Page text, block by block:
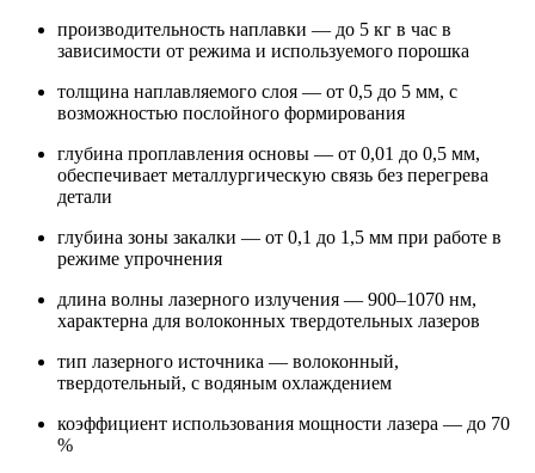
производительность наплавки — до 5 кг в час в
зависимости от режима и используемого порошка
толщина наплавляемого слоя — от 0,5 до 5 мм, с
возможностью послойного формирования
глубина проплавления основы — от 0,01 до 0,5 мм,
обеспечивает металлургическую связь без перегрева
детали
глубина зоны закалки — от 0,1 до 1,5 мм при работе в
режиме упрочнения
длина волны лазерного излучения — 900–1070 нм,
характерна для волоконных твердотельных лазеров
тип лазерного источника — волоконный,
твердотельный, с водяным охлаждением
коэффициент использования мощности лазера — до 70
%